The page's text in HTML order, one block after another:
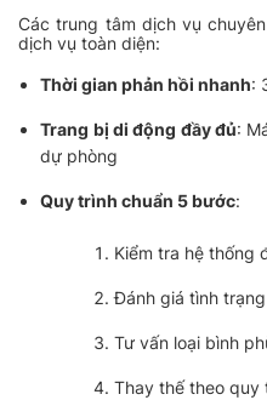
Các trung tâm dịch vụ
dịch vụ toàn diện:
Thời gian phản hồi nhanh:
Trang bị di động đầy đủ:
dự phòng
Quy trình chuẩn 5 bước:
Kiểm tra hệ thống
Đánh giá tình
Tư vấn loại bình
Thay thế theo quy